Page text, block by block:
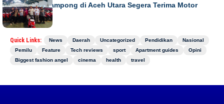
852 Imum Gampong di Aceh Utara Segera Terima Motor
Operasional
Quick Links: News Daerah Uncategorized Pendidikan
Nasional
Pemilu
Feature Tech reviews sport Apartment guides
Opini
Biggest fashion angel
cinema health travel